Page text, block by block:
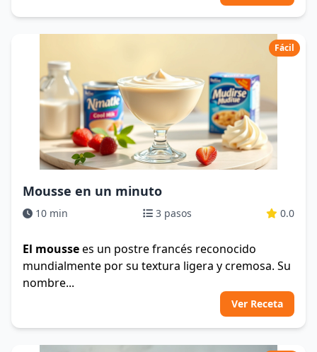
Fácil
Mousse en un minuto
10 min 3 pasos 0.0
El moussees un postre francés reconocido
mundialmente por su textura ligera y cremosa. Su
nombre...
Ver Receta